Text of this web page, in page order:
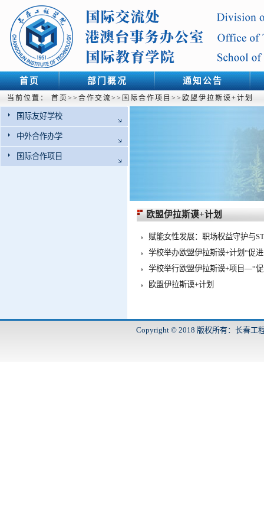
首页 部门概况 通知公告
当前位置： 首页 >> 合作交流>> 国际合作项目 >> 欧盟伊拉斯谟+计划
国际友好学校
中外合作办学
国际合作项目
欧盟伊拉斯谟+计划
赋能女性发展：职场权益守护与
学校举办欧盟伊拉斯谟+计划“促
学校举行欧盟伊拉斯谟+项目—“
欧盟伊拉斯谟+计划
Copyright © 2018 版权所有：长春工